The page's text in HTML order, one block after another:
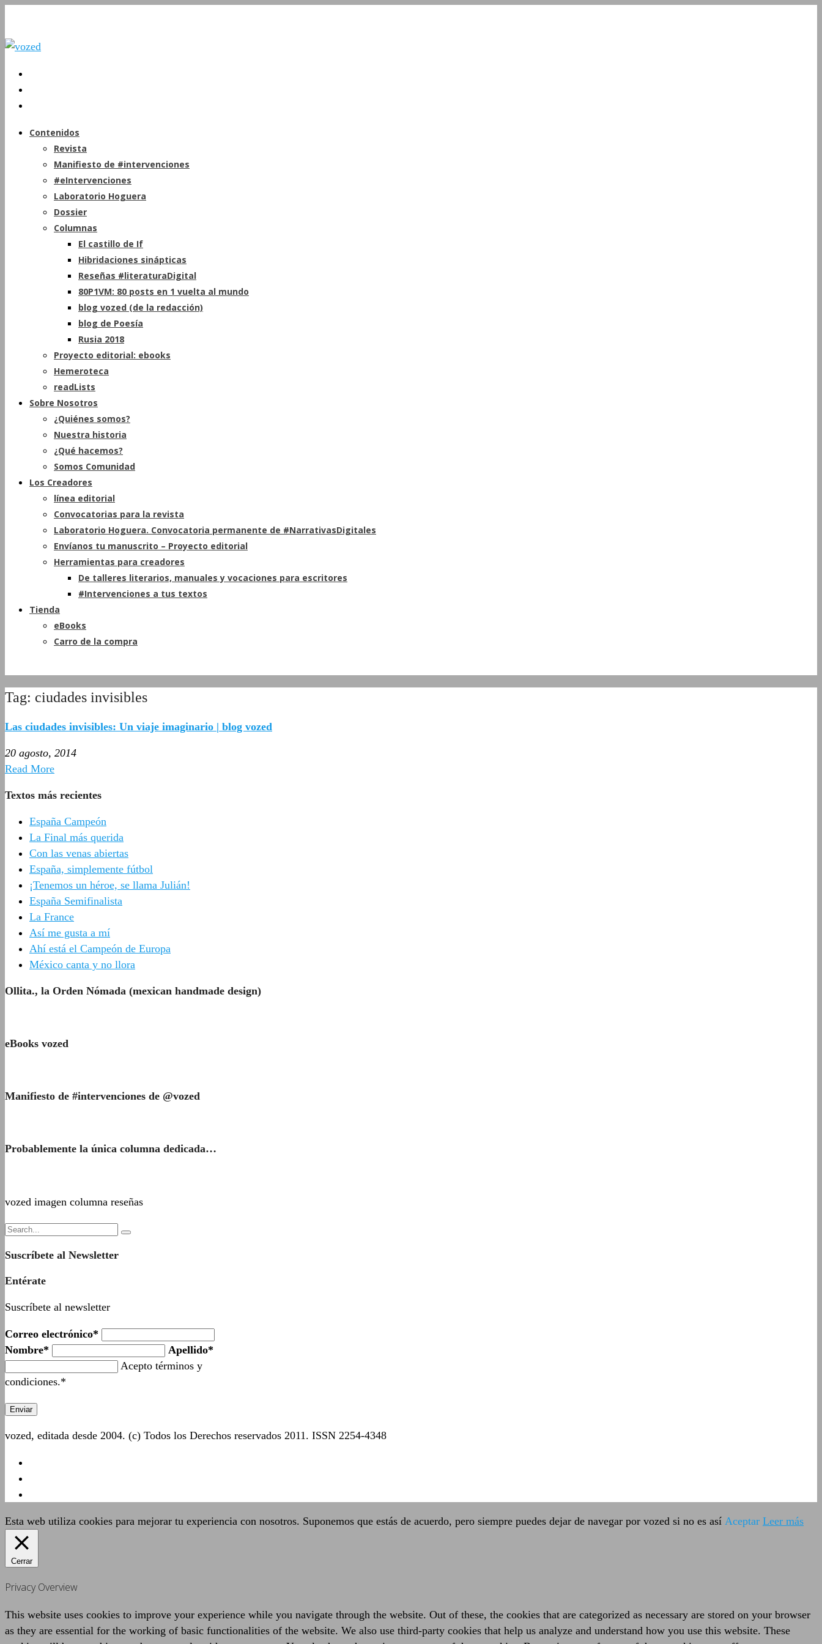
Contenidos
Revista
Manifiesto de #intervenciones
#eIntervenciones
Laboratorio Hoguera
Dossier
Columnas
El castillo de If
Hibridaciones sinápticas
Reseñas #literaturaDigital
80P1VM: 80 posts en 1 vuelta al mundo
blog vozed (de la redacción)
blog de Poesía
Rusia 2018
Proyecto editorial: ebooks
Hemeroteca
readLists
Sobre Nosotros
¿Quiénes somos?
Nuestra historia
¿Qué hacemos?
Somos Comunidad
Los Creadores
línea editorial
Convocatorias para la revista
Laboratorio Hoguera. Convocatoria permanente de #NarrativasDigitales
Envíanos tu manuscrito – Proyecto editorial
Herramientas para creadores
De talleres literarios, manuales y vocaciones para escritores
#Intervenciones a tus textos
Tienda
eBooks
Carro de la compra
Tag: ciudades invisibles
Las ciudades invisibles: Un viaje imaginario | blog vozed
20 agosto, 2014
Read More
Textos más recientes
España Campeón
La Final más querida
Con las venas abiertas
España, simplemente fútbol
¡Tenemos un héroe, se llama Julián!
España Semifinalista
La France
Así me gusta a mí
Ahí está el Campeón de Europa
México canta y no llora
Ollita., la Orden Nómada (mexican handmade design)
eBooks vozed
Manifiesto de #intervenciones de @vozed
Probablemente la única columna dedicada…
vozed imagen columna reseñas
Suscríbete al Newsletter
Entérate
Suscríbete al newsletter
Correo electrónico*
Nombre*
Apellido*
Acepto términos y
condiciones.*
vozed, editada desde 2004. (c) Todos los Derechos reservados 2011. ISSN 2254-4348
Esta web utiliza cookies para mejorar tu experiencia con nosotros. Suponemos que estás de acuerdo, pero siempre puedes dejar de navegar por vozed si no es así Aceptar Leer más
Cerrar
Privacy Overview
This website uses cookies to improve your experience while you navigate through the website. Out of these, the cookies that are categorized as necessary are stored on your browser
as they are essential for the working of basic functionalities of the website. We also use third-party cookies that help us analyze and understand how you use this website. These